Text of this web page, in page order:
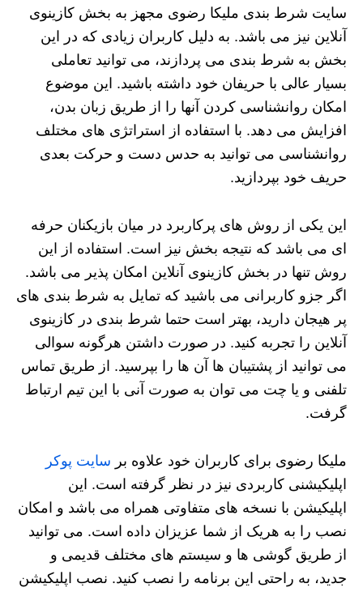
سایت شرط بندی ملیکا رضوی مجهز به بخش کازینوی
آنلاین نیز می باشد. به دلیل کاربران زیادی که در این
بخش به شرط بندی می پردازند، می توانید تعاملی
بسیار عالی با حریفان خود داشته باشید. این موضوع
امکان روانشناسی کردن آنها را از طریق زبان بدن،
افزایش می دهد. با استفاده از استراتژی های مختلف
روانشناسی می توانید به حدس دست و حرکت بعدی
حریف خود بپردازید.
این یکی از روش های پرکاربرد در میان بازیکنان حرفه
ای می باشد که نتیجه بخش نیز است. استفاده از این
روش تنها در بخش کازینوی آنلاین امکان پذیر می باشد.
اگر جزو کاربرانی می باشید که تمایل به شرط بندی های
پر هیجان دارید، بهتر است حتما شرط بندی در کازینوی
آنلاین را تجربه کنید. در صورت داشتن هرگونه سوالی
می توانید از پشتیبان ها آن ها را بپرسید. از طریق تماس
تلفنی و یا چت می توان به صورت آنی با این تیم ارتباط
گرفت.
ملیکا رضوی برای کاربران خود علاوه بر سایت پوکر
اپلیکیشنی کاربردی نیز در نظر گرفته است. این
اپلیکیشن با نسخه های متفاوتی همراه می باشد و امکان
نصب را به هریک از شما عزیزان داده است. می توانید
از طریق گوشی ها و سیستم های مختلف قدیمی و
جدید، به راحتی این برنامه را نصب کنید. نصب اپلیکیشن